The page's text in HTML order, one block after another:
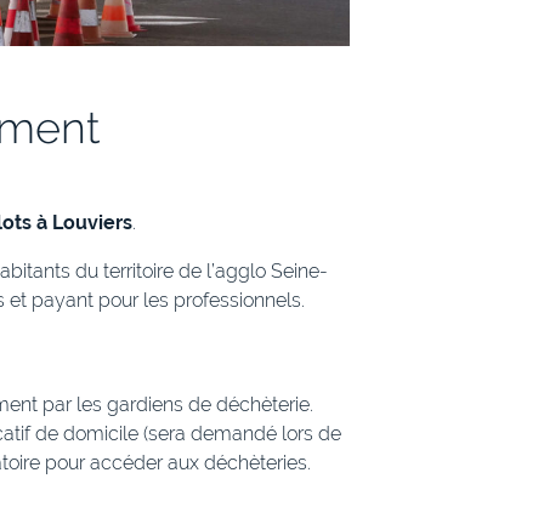
à Louviers.
du territoire de l’agglo Seine-
et payant pour les professionnels.
par les gardiens de déchèterie.
de domicile (sera demandé lors de
pour accéder aux déchèteries.